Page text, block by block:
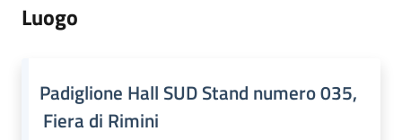
Luogo
Padiglione Hall SUD Stand numero 035,
Fiera di Rimini